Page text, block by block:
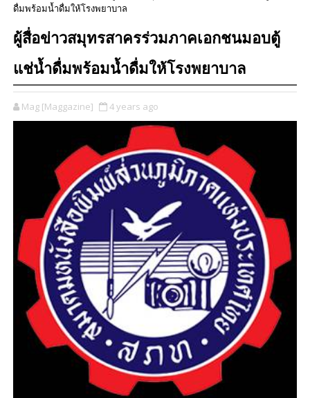
ดื่มพร้อมน้ำดื่มให้โรงพยาบาล
ผู้สื่อข่าวสมุทรสาครร่วมภาคเอกชนมอบตู้
แช่น้ำดื่มพร้อมน้ำดื่มให้โรงพยาบาล
Mag [Maggazine] 4 years ago